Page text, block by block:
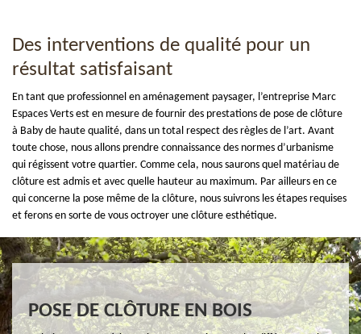
Des interventions de qualité pour un
résultat satisfaisant
En tant que professionnel en aménagement paysager, l’entreprise Marc
Espaces Verts est en mesure de fournir des prestations de pose de clôture
à Baby de haute qualité, dans un total respect des règles de l’art. Avant
toute chose, nous allons prendre connaissance des normes d’urbanisme
qui régissent votre quartier. Comme cela, nous saurons quel matériau de
clôture est admis et avec quelle hauteur au maximum. Par ailleurs en ce
qui concerne la pose même de la clôture, nous suivrons les étapes requises
et ferons en sorte de vous octroyer une clôture esthétique.
POSE DE CLÔTURE EN BOIS